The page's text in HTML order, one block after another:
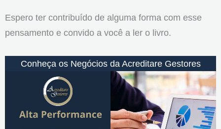
Espero ter contribuído de alguma forma com esse
pensamento e convido a você a ler o livro.
Conheça os Negócios da Acreditare Gestores